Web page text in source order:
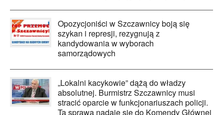
Opozycjoniści w Szczawnicy boją się
szykan i represji, rezygnują z
kandydowania w wyborach
samorządowych
„Lokalni kacykowie” dążą do władzy
absolutnej. Burmistrz Szczawnicy musi
stracić oparcie w funkcjonariuszach policji.
Ta sprawa nadaje się do Komendy Głównej